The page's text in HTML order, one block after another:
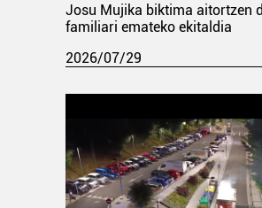
Josu Mujika biktima aitortzen
familiari emateko ekitaldia
2026/07/29